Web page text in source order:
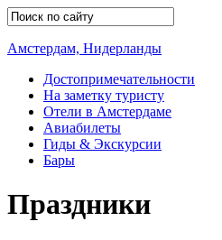
Амстердам, Нидерланды
Достопримечательности
На заметку туристу
Отели в Амстердаме
Авиабилеты
Гиды & Экскурсии
Бары
Праздники